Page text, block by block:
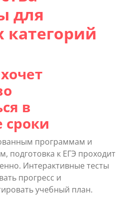
для
в
программам и
подготовка к ЕГЭ проходит
Интерактивные тесты
прогресс и
учебный план.